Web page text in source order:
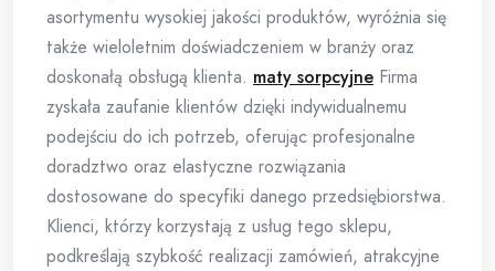
asortymentu wysokiej jakości produktów, wyróżnia się
także wieloletnim doświadczeniem w branży oraz
doskonałą obsługą klienta. maty sorpcyjne Firma
zyskała zaufanie klientów dzięki indywidualnemu
podejściu do ich potrzeb, oferując profesjonalne
doradztwo oraz elastyczne rozwiązania
dostosowane do specyfiki danego przedsiębiorstwa.
Klienci, którzy korzystają z usług tego sklepu,
podkreślają szybkość realizacji zamówień, atrakcyjne